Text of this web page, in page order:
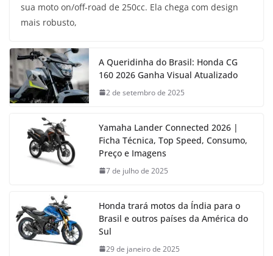
sua moto on/off-road de 250cc. Ela chega com design
mais robusto,
A Queridinha do Brasil: Honda CG
160 2026 Ganha Visual Atualizado
2 de setembro de 2025
Yamaha Lander Connected 2026 |
Ficha Técnica, Top Speed, Consumo,
Preço e Imagens
7 de julho de 2025
Honda trará motos da Índia para o
Brasil e outros países da América do
Sul
29 de janeiro de 2025